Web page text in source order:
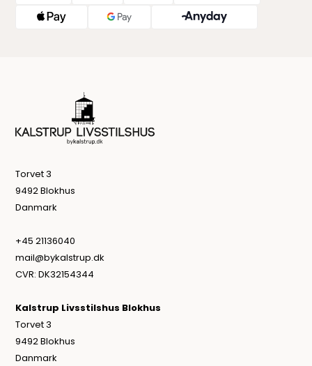
Torvet 3
9492 Blokhus
Danmark
+45 21136040
mail@bykalstrup.dk
CVR: DK32154344
Kalstrup Livsstilshus Blokhus
Torvet 3
9492 Blokhus
Danmark